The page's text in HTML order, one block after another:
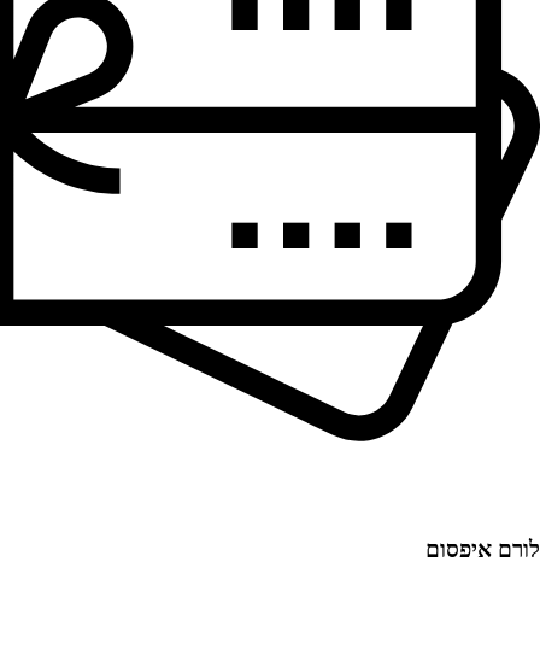
לורם איפסום